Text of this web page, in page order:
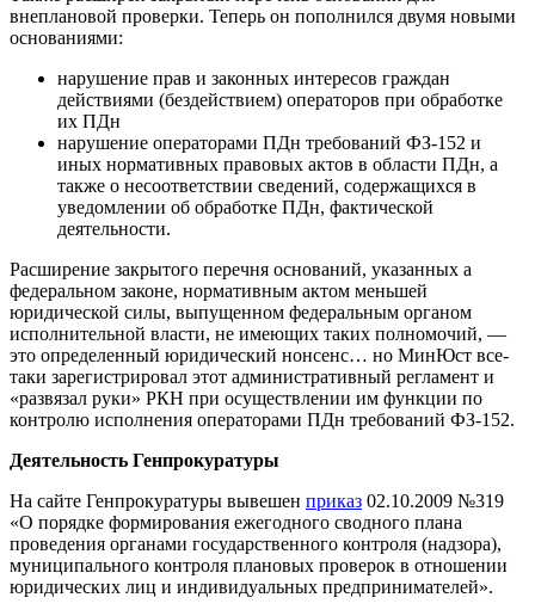
внеплановой проверки. Теперь он пополнился двумя новыми
основаниями:
нарушение прав и законных интересов граждан
действиями (бездействием) операторов при обработке
их ПДн
нарушение операторами ПДн требований ФЗ-152 и
иных нормативных правовых актов в области ПДн, а
также о несоответствии сведений, содержащихся в
уведомлении об обработке ПДн, фактической
деятельности.
Расширение закрытого перечня оснований, указанных a
федеральном законе, нормативным актом меньшей
юридической силы, выпущенном федеральным органом
исполнительной власти, не имеющих таких полномочий, —
это определенный юридический нонсенс… но МинЮст все-
таки зарегистрировал этот административный регламент и
«развязал руки» РКН при осуществлении им функции по
контролю исполнения операторами ПДн требований ФЗ-152.
Деятельность Генпрокуратуры
На сайте Генпрокуратуры вывешен приказ 02.10.2009 №319
«О порядке формирования ежегодного сводного плана
проведения органами государственного контроля (надзора),
муниципального контроля плановых проверок в отношении
юридических лиц и индивидуальных предпринимателей».